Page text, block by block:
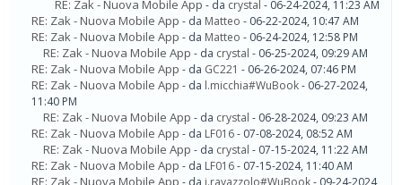
RE: Zak - Nuova Mobile App - da crystal - 06-24-2024, 11:23 AM
RE: Zak - Nuova Mobile App - da Matteo - 06-22-2024, 10:47 AM
RE: Zak - Nuova Mobile App - da Matteo - 06-24-2024, 12:58 PM
RE: Zak - Nuova Mobile App - da crystal - 06-25-2024, 09:29 AM
RE: Zak - Nuova Mobile App - da GC221 - 06-26-2024, 07:46 PM
RE: Zak - Nuova Mobile App - da l.micchia#WuBook- 06-27-2024,
11:40 PM
RE: Zak - Nuova Mobile App - da crystal - 06-28-2024, 09:23 AM
RE: Zak - Nuova Mobile App - da LF016- 07-08-2024, 08:52 AM
RE: Zak - Nuova Mobile App - da crystal - 07-15-2024, 11:22 AM
RE: Zak - Nuova Mobile App - da LF016- 07-15-2024, 11:40 AM